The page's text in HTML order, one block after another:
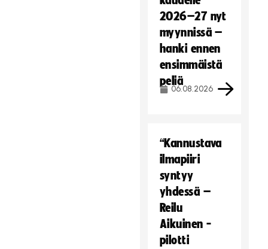
2026–27 nyt
myynnissä –
hanki ennen
ensimmäistä
peliä
06.08.2026
“Kannustava
ilmapiiri
syntyy
yhdessä –
Reilu
Aikuinen -
pilotti